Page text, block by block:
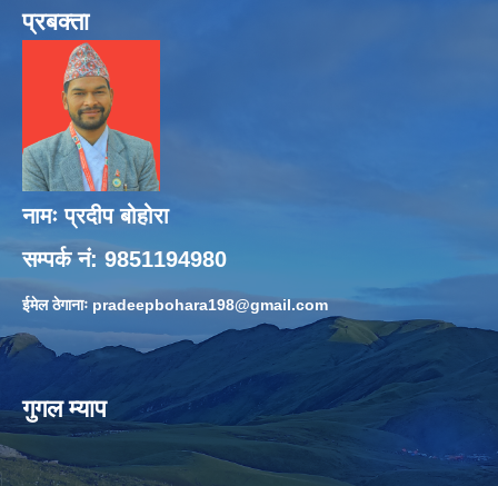
प्रबक्ता
नामः प्रदीप बोहोरा
सम्पर्क नं: 9851194980
ईमेल ठेगानाः pradeepbohara198@gmail.com
गुगल म्याप